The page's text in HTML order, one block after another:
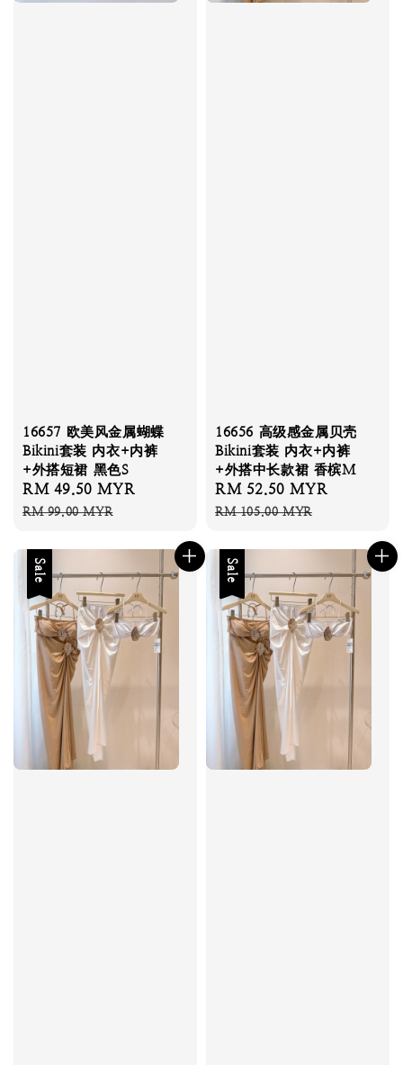
16657 欧美风金属蝴蝶
Bikini套装 内衣+内裤
+外搭短裙 黑色S
Sale
price
RM 49.50 MYR
RM 99.00 MYR
16656 高级感金属贝壳
Bikini套装 内衣+内裤
+外搭中长款裙 香槟M
Sale
price
RM 52.50 MYR
RM 105.00 MYR
Sale Sale